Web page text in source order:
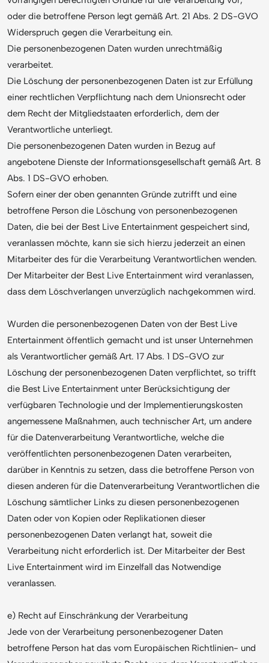
oder die betroffene Person legt gemäß Art. 21 Abs. 2 DS-GVO
Widerspruch gegen die Verarbeitung ein.
Die personenbezogenen Daten wurden unrechtmäßig
verarbeitet.
Die Löschung der personenbezogenen Daten ist zur Erfüllung
einer rechtlichen Verpflichtung nach dem Unionsrecht oder
dem Recht der Mitgliedstaaten erforderlich, dem der
Verantwortliche unterliegt.
Die personenbezogenen Daten wurden in Bezug auf
angebotene Dienste der Informationsgesellschaft gemäß Art. 8
Abs. 1 DS-GVO erhoben.
Sofern einer der oben genannten Gründe zutrifft und eine
betroffene Person die Löschung von personenbezogenen
Daten, die bei der Best Live Entertainment gespeichert sind,
veranlassen möchte, kann sie sich hierzu jederzeit an einen
Mitarbeiter des für die Verarbeitung Verantwortlichen wenden.
Der Mitarbeiter der Best Live Entertainment wird veranlassen,
dass dem Löschverlangen unverzüglich nachgekommen wird.
Wurden die personenbezogenen Daten von der Best Live
Entertainment öffentlich gemacht und ist unser Unternehmen
als Verantwortlicher gemäß Art. 17 Abs. 1 DS-GVO zur
Löschung der personenbezogenen Daten verpflichtet, so trifft
die Best Live Entertainment unter Berücksichtigung der
verfügbaren Technologie und der Implementierungskosten
angemessene Maßnahmen, auch technischer Art, um andere
für die Datenverarbeitung Verantwortliche, welche die
veröffentlichten personenbezogenen Daten verarbeiten,
darüber in Kenntnis zu setzen, dass die betroffene Person von
diesen anderen für die Datenverarbeitung Verantwortlichen die
Löschung sämtlicher Links zu diesen personenbezogenen
Daten oder von Kopien oder Replikationen dieser
personenbezogenen Daten verlangt hat, soweit die
Verarbeitung nicht erforderlich ist. Der Mitarbeiter der Best
Live Entertainment wird im Einzelfall das Notwendige
veranlassen.
e) Recht auf Einschränkung der Verarbeitung
Jede von der Verarbeitung personenbezogener Daten
betroffene Person hat das vom Europäischen Richtlinien- und